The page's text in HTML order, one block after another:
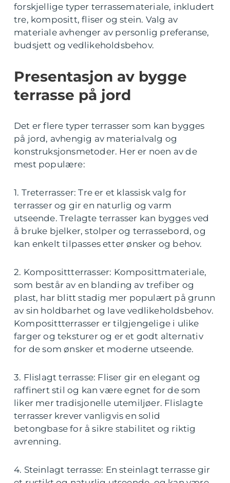
forskjellige typer terrassemateriale, inkludert
tre, kompositt, fliser og stein. Valg av
materiale avhenger av personlig preferanse,
budsjett og vedlikeholdsbehov.
Presentasjon av bygge
terrasse på jord
Det er flere typer terrasser som kan bygges
på jord, avhengig av materialvalg og
konstruksjonsmetoder. Her er noen av de
mest populære:
1. Treterrasser: Tre er et klassisk valg for
terrasser og gir en naturlig og varm
utseende. Trelagte terrasser kan bygges ved
å bruke bjelker, stolper og terrassebord, og
kan enkelt tilpasses etter ønsker og behov.
2. Komposittterrasser: Komposittmateriale,
som består av en blanding av trefiber og
plast, har blitt stadig mer populært på grunn
av sin holdbarhet og lave vedlikeholdsbehov.
Komposittterrasser er tilgjengelige i ulike
farger og teksturer og er et godt alternativ
for de som ønsker et moderne utseende.
3. Flislagt terrasse: Fliser gir en elegant og
raffinert stil og kan være egnet for de som
liker mer tradisjonelle utemiljøer. Flislagte
terrasser krever vanligvis en solid
betongbase for å sikre stabilitet og riktig
avrenning.
4. Steinlagt terrasse: En steinlagt terrasse gir